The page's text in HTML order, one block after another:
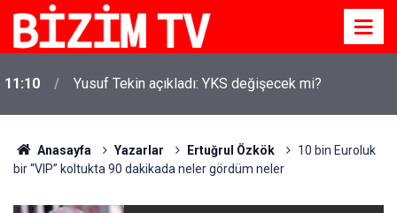
11:10 Yusuf Tekin açıkladı: YKS değişecek mi?
Anasayfa Yazarlar Ertuğrul Özkök
10 bin Euroluk
bir “VIP” koltukta 90 dakikada neler gördüm neler